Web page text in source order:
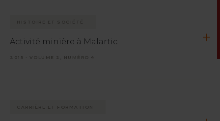
HISTOIRE ET SOCIÉTÉ
Activité minière à Malartic
2015 - VOLUME 2, NUMÉRO 4
CARRIÈRE ET FORMATION